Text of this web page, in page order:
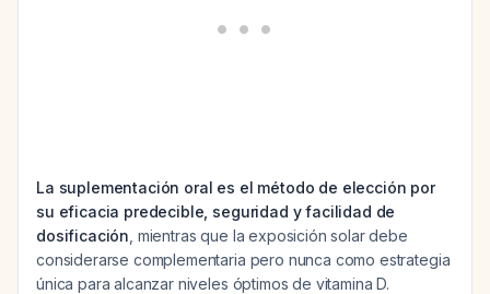
La suplementación oral es el método de elección por
su eficacia predecible, seguridad y facilidad de
dosificación , mientras que la exposición solar debe
considerarse complementaria pero nunca como estrategia
única para alcanzar niveles óptimos de vitamina D.